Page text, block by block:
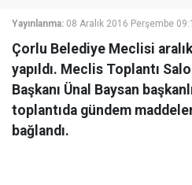
Yayınlanma: 08 Aralık 2016 Perşembe
Çorlu Belediye Meclisi
yapıldı. Meclis Toplantı
Başkanı Ünal Baysan
toplantıda gündem
bağlandı.